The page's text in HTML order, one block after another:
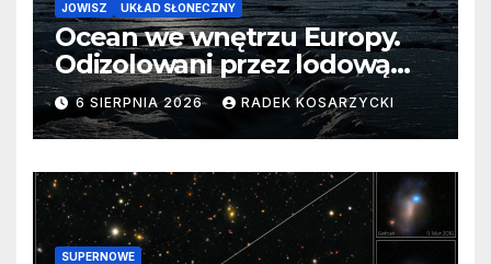
JOWISZ UKŁAD SŁONECZNY
Ocean we wnętrzu Europy.
Odizolowani przez lodową
barierę
6 SIERPNIA 2026 RADEK KOSARZYCKI
SUPERNOWE